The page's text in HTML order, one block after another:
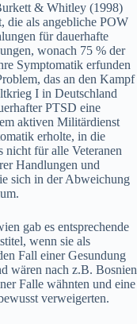
& Whitley (1998)
die als angebliche POW
für dauerhafte
wonach 75 % der
Symptomatik erfunden
das an den Kampf
I in Deutschland
PTSD eine
aktiven Militärdienst
erholte, in die
nicht für alle Veteranen
Handlungen und
sich in der Abweichung
gab es entsprechende
wenn sie als
Fall einer Gesundung
wären nach z.B. Bosnien
Falle wähnten und eine
verweigerten.